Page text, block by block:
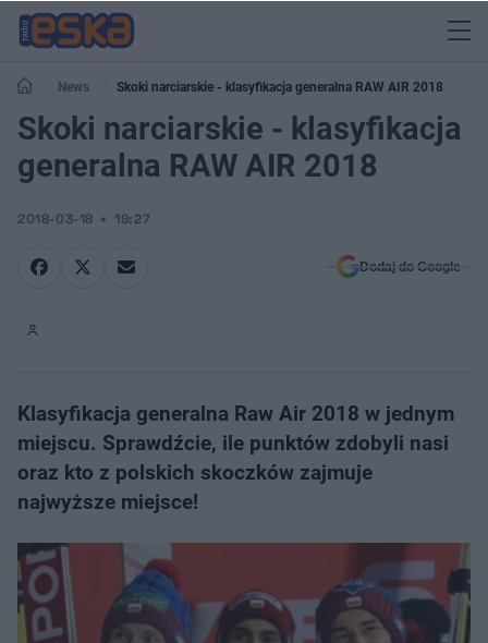
News Skoki narciarskie - klasyfikacja generalna RAW AIR 2018
Skoki narciarskie - klasyfikacja
generalna RAW AIR 2018
2018-03-18 19:27
Dodaj do Google
Klasyfikacja generalna Raw Air 2018 w jednym
miejscu. Sprawdźcie, ile punktów zdobyli nasi
oraz kto z polskich skoczków zajmuje
najwyższe miejsce!